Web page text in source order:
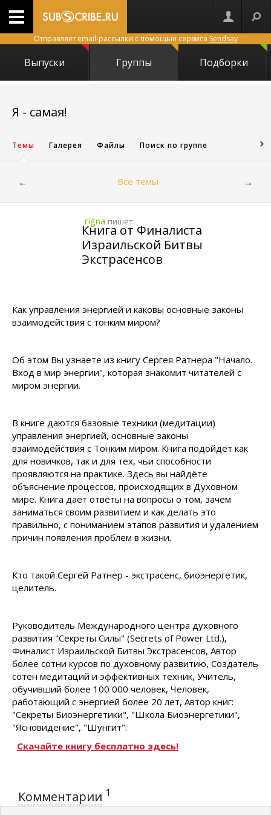
Отправляет email-рассылки с помощью сервиса Sendsay
Выпуски Группы Подборки
Я - самая!
Темы Галерея Файлы Поиск по группе
← Все темы →
rigna пишет:
Книга от Финалиста
Израильской Битвы
Экстрасенсов
Как управления энергией и каковы основные законы
взаимодействия с тонким миром?
Об этом Вы узнаете из книгу Сергея Ратнера "Начало.
Вход в мир энергии", которая знакомит читателей с
миром энергии.
В книге даются базовые техники (медитации)
управления энергией, основные законы
взаимодействия с Тонким миром. Книга подойдет как
для новичков, так и для тех, чьи способности
проявляются на практике. Здесь вы найдёте
объяснение процессов, происходящих в Духовном
мире. Книга даёт ответы на вопросы о том, зачем
заниматься своим развитием и как делать это
правильно, с пониманием этапов развития и удалением
причин появления проблем в жизни.
Кто такой Сергей Ратнер - экстрасенс, биоэнергетик,
целитель.
Руководитель Международного центра духовного
развития "Секреты Силы" (Secrets of Power Ltd.),
Финалист Израильской Битвы Экстрасенсов, Автор
более сотни курсов по духовному развитию, Создатель
сотен медитаций и эффективных техник, Учитель,
обучивший более 100 000 человек, Человек,
работающий с энергией более 20 лет, Автор книг:
"Секреты Биоэнергетики", "Школа Биоэнергетики",
"Ясновидение", "Шунгит".
Скачайте книгу бесплатно здесь!
Комментарии 1